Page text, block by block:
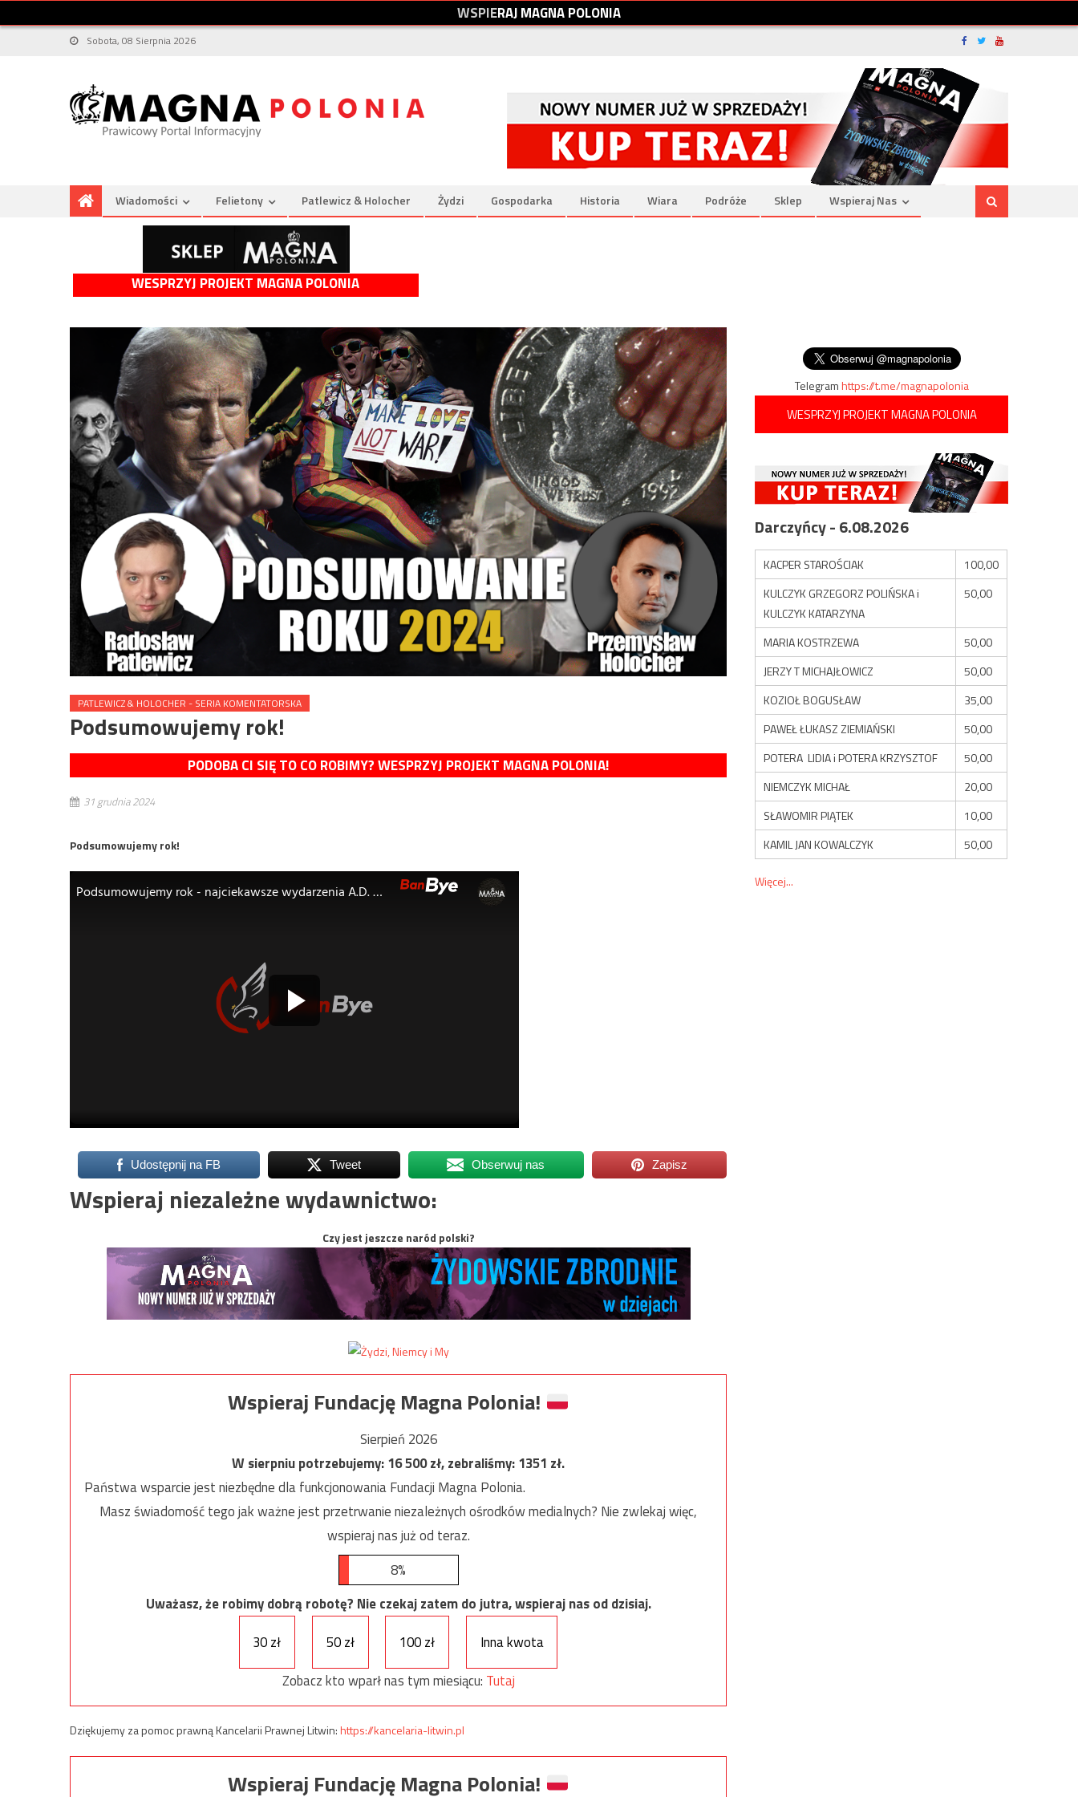
WSPIERAJMAGNAPOLONIA
Sobota, 08 Sierpnia 2026
Wiadomości Felietony Patlewicz & Holocher Żydzi Gospodarka Historia Wiara Podróże Sklep Wspieraj Nas
WESPRZYJ PROJEKT MAGNA POLONIA
PATLEWICZ & HOLOCHER - SERIA KOMENTATORSKA
Podsumowujemy rok!
PODOBA CI SIĘ TO CO ROBIMY? WESPRZYJ PROJEKT MAGNA POLONIA!
31 grudnia 2024
Podsumowujemy rok!
Udostępnij na FB Tweet Obserwuj nas Zapisz
Wspieraj niezależne wydawnictwo:
Czy jest jeszcze naród polski?
Wspieraj Fundację Magna Polonia!
Sierpień 2026
W sierpniu potrzebujemy:16 500zł, zebraliśmy:1351 zł.
Państwa wsparcie jest niezbędne dla funkcjonowania Fundacji Magna Polonia.
Masz świadomość tego jak ważne jest przetrwanie niezależnych ośrodków medialnych? Nie zwlekaj więc,
wspieraj nas już od teraz.
8%
Uważasz, że robimy dobrą robotę? Nie czekaj zatem do jutra, wspieraj nas od dzisiaj.
30 zł
50 zł 100 zł
Inna kwota
Zobacz kto wparł nas tym miesiącu: Tutaj
Dziękujemy za pomoc prawną Kancelarii Prawnej Litwin:https://kancelaria-litwin.pl
Wspieraj Fundację Magna Polonia!
Telegramhttps://t.me/magnapolonia
WESPRZYJ PROJEKT MAGNA POLONIA
Darczyńcy - 6.08.2026
KACPER STAROŚCIAK
100,00
KULCZYK GRZEGORZ POLIŃSKA i
KULCZYK KATARZYNA
50,00
MARIA KOSTRZEWA
50,00
JERZY T MICHAJŁOWICZ
50,00
KOZIOŁ BOGUSŁAW
35,00
PAWEŁ ŁUKASZ ZIEMIAŃSKI
50,00
POTERA LIDIA i POTERA KRZYSZTOF
50,00
NIEMCZYK MICHAŁ
20,00
SŁAWOMIR PIĄTEK
10,00
KAMIL JAN KOWALCZYK
50,00
Więcej...